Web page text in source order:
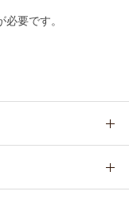
必要です。